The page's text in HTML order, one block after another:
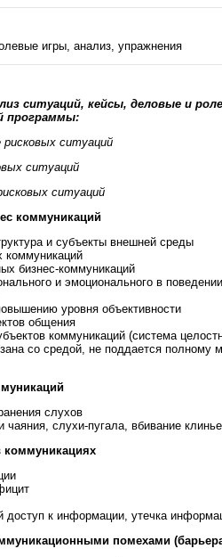
игры, анализ, упражнения
ситуаций, кейсы, деловые и
программы:
рисковых ситуаций
ситуаций
ситуаций
коммуникаций
и субъекты внешней среды
коммуникаций
бизнес-коммуникаций
и эмоционального в поведении
уровня объективности
общения
коммуникаций (система
со средой, не поддается полному
слухов
слухи-пугала, вбивание
доступ к информации, утечка
помехами